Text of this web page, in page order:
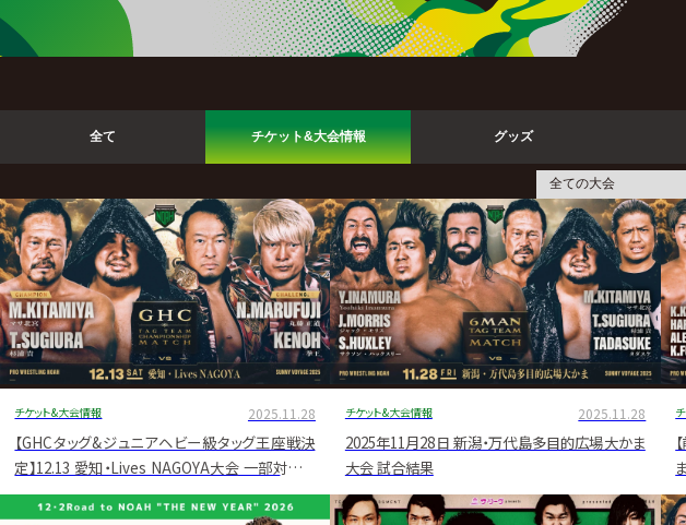
レ
ス
リ
グ・
ノ
ア
公
式
サ
イ
ト
全て チケット&大会情報 グッズ
チケット&大会情報 2025.11.28
【GHCタッグ&ジュニアヘビー級タッグ王座戦決
定】12.13 愛知・Lives NAGOYA大会 一部対戦カ
ード決定のお知らせ
チケット&大会情報 2025.11.28
2025年11月28日 新潟・万代島多目的広場大かま
大会 試合結果